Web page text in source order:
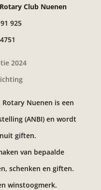
Club Nuenen
925
2024
Nuenen is een
(ANBI) en wordt
giften.
van bepaalde
schenken en giften.
winstoogmerk.